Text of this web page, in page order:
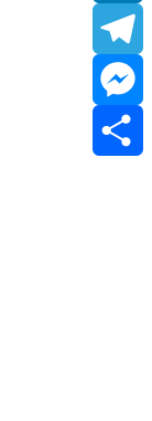
LinkedIn
Telegram
Messenger